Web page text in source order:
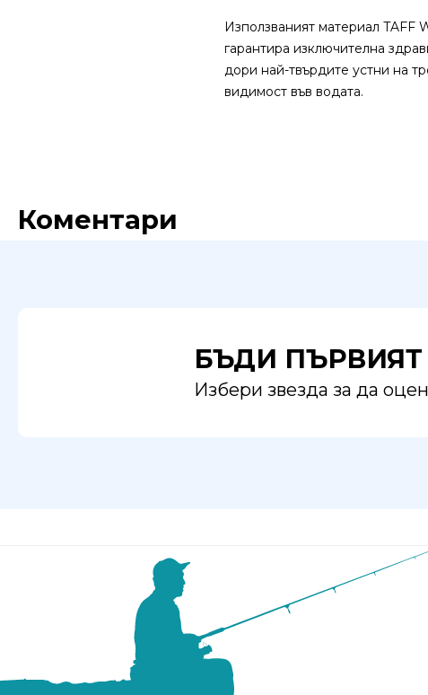
Използваният материал TAFF
гарантира изключителна
дори най-твърдите устни на
видимост във водата.
Коментари
БЪДИ
Избери звезда за да